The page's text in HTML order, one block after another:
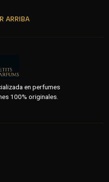
ARRIBA
en perfumes
100% originales.